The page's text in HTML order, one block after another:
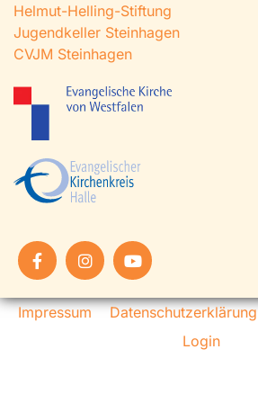
Helmut-Helling-Stiftung
Jugendkeller Steinhagen
CVJM Steinhagen
Impressum Datenschutzerklärung
Login